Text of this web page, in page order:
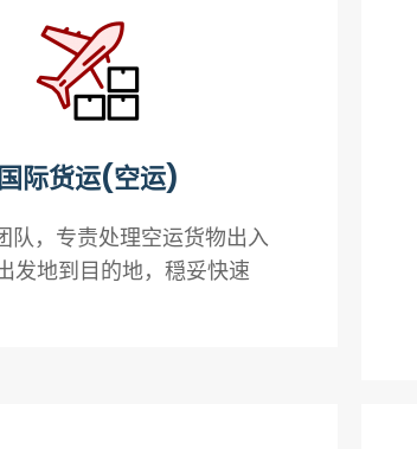
国际货运(空运)
队，专责处理空运货物出入
发地到目的地，穏妥快速